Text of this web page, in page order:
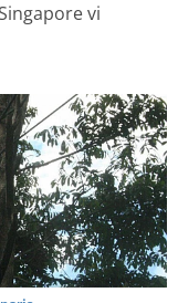
vi